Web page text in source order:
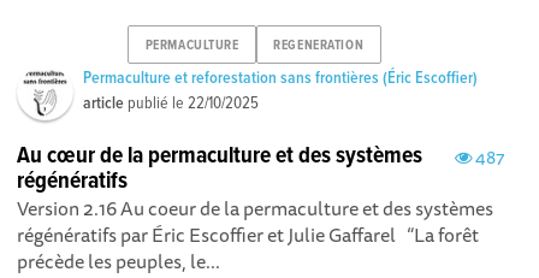
PERMACULTURE REGENERATION
Permaculture et reforestation sans frontières (Éric Escoffier)
article publié le22/10/2025
487
Au cœur de la permaculture et des systèmes
régénératifs
Version 2.16 Au coeur de la permaculture et des systèmes
régénératifs par Éric Escoffier et Julie Gaffarel “La forêt
précède les peuples, le...